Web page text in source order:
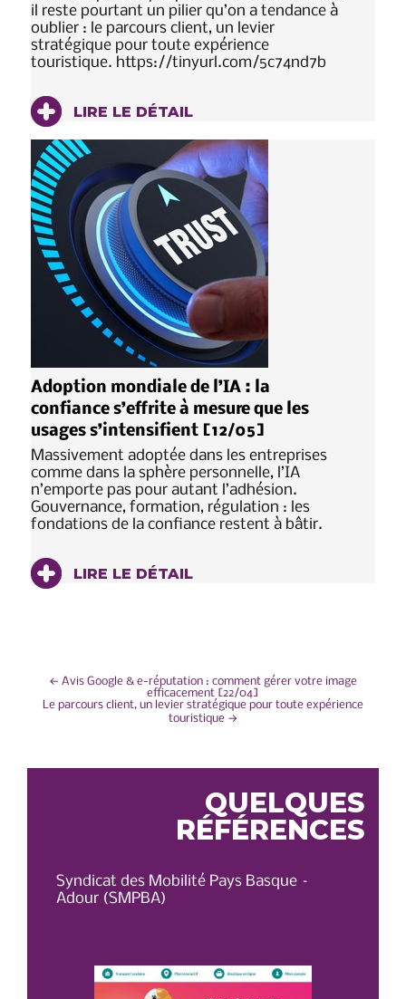
il reste pourtant un pilier qu’on a tendance à
oublier : le parcours client, un levier
stratégique pour toute expérience
touristique. https://tinyurl.com/5c74nd7b
LIRE LE DÉTAIL
Adoption mondiale de l’IA : la
confiance s’effrite à mesure que les
usages s’intensifient [12/05]
Massivement adoptée dans les entreprises
comme dans la sphère personnelle, l’IA
n’emporte pas pour autant l’adhésion.
Gouvernance, formation, régulation : les
fondations de la confiance restent à bâtir.
LIRE LE DÉTAIL
NAVIGATION
← Avis Google & e-réputation : comment gérer votre image
efficacement [22/04]
Le parcours client, un levier stratégique pour toute expérience
touristique →
QUELQUES
RÉFÉRENCES
Syndicat des Mobilité Pays Basque –
Adour (SMPBA)